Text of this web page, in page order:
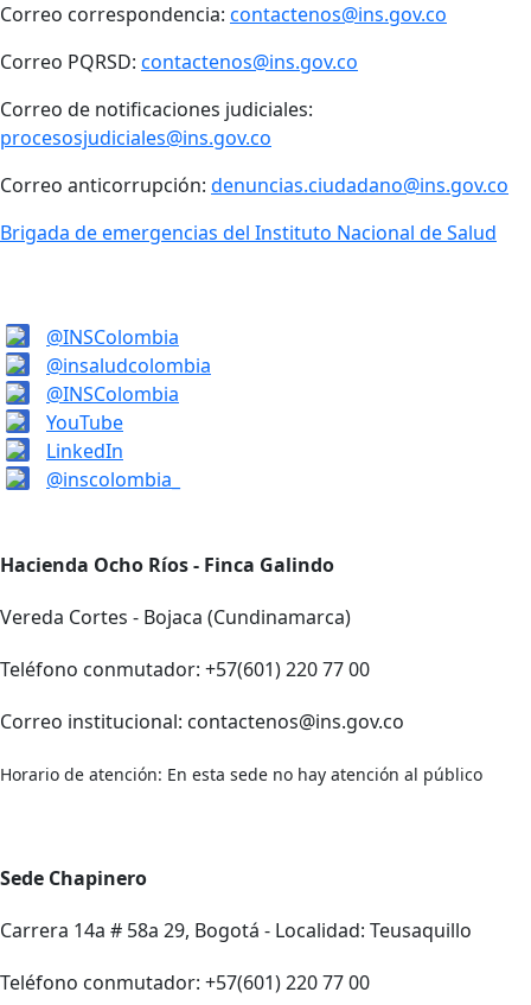
Correo correspondencia: contactenos@ins.gov.co
Correo PQRSD: contactenos@ins.gov.co
Correo de notificaciones judiciales:
procesosjudiciales@ins.gov.co
Correo anticorrupción: denuncias.ciudadano@ins.gov.co
Brigada de emergencias del Instituto Nacional de Salud
@INSColombia
@insaludcolombia
@INSColombia
YouTube
LinkedIn
@inscolombia_
Hacienda Ocho Ríos - Finca Galindo
Vereda Cortes - Bojaca (Cundinamarca)
Teléfono conmutador: +57(601) 220 77 00
Correo institucional: contactenos@ins.gov.co
Horario de atención: En esta sede no hay atención al público
Sede Chapinero
Carrera 14a # 58a 29, Bogotá - Localidad: Teusaquillo
Teléfono conmutador: +57(601) 220 77 00